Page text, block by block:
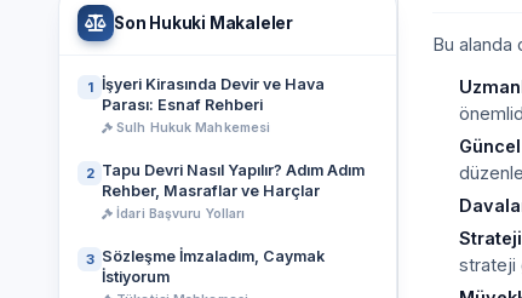
Son Hukuki Makaleler
1
İşyeri Kirasında Devir ve Hava
Parası: Esnaf Rehberi
Sulh Hukuk Mahkemesi
2 Tapu Devri Nasıl Yapılır? Adım Adım
Rehber, Masraflar ve Harçlar
İdari Başvuru Yolları
3 Sözleşme İmzaladım, Caymak
İstiyorum
Bu alanda
strateji